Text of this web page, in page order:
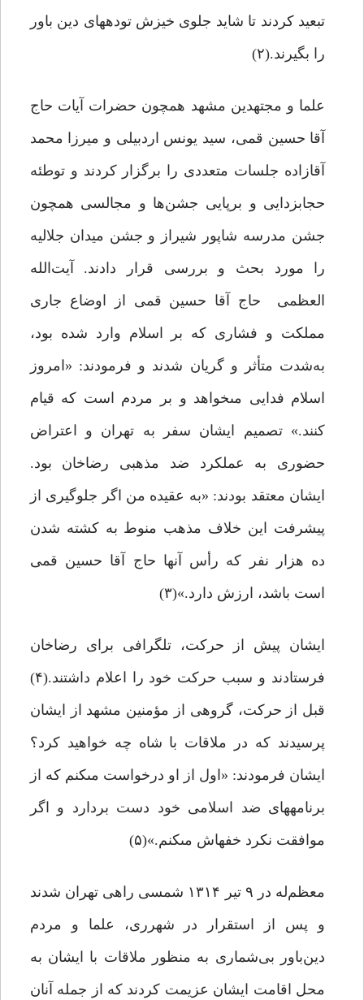
تبعید کردند تا شاید جلوى خیزش توده‏هاى دین باور
را بگیرند.(۲)
علما و مجتهدین مشهد همچون حضرات آیات حاج
آقا حسین قمى، سید یونس اردبیلى و میرزا محمد
آقازاده جلسات متعددى را برگزار ‏کردند و توطئه
حجاب‏زدایى و برپایى جشن‌ها و مجالسى همچون
جشن مدرسه شاپور شیراز و جشن میدان جلالیه
را مورد بحث و بررسى قرار ‏دادند. آیت‌الله
العظمی حاج آقا حسین قمى از اوضاع جارى
مملکت و فشارى که بر اسلام وارد شده بود،
به‌شدت متأثر و گریان ‏شدند و ‏فرمودند: «امروز
اسلام فدایى مى‏خواهد و بر مردم است که قیام
کنند.» تصمیم ایشان سفر به تهران و اعتراض
حضوری به عملکرد ضد مذهبی رضاخان بود.
ایشان معتقد بودند: «به عقیده من اگر جلوگیرى از
پیشرفت این خلاف مذهب منوط به کشته شدن
ده هزار نفر که رأس آنها حاج آقا حسین قمى
است باشد، ارزش دارد.»(۳)
ایشان پیش از حرکت، تلگرافى برای رضاخان
‏فرستادند و سبب حرکت خود را اعلام ‏داشتند.(۴)
قبل از حرکت، گروهى از مؤمنین مشهد از ایشان
‏پرسیدند که در ملاقات با شاه چه خواهید کرد؟
ایشان ‏فرمودند: «اول از او درخواست مى‏کنم که از
برنامه‏هاى ضد اسلامى خود دست بردارد و اگر
موافقت نکرد خفه‏اش مى‏کنم.»(۵)
معظم‌له در ۹ تیر ۱۳۱۴ شمسی راهی تهران شدند
و پس از استقرار در شهرری، علما و مردم
دین‌باور بی‌شمارى به منظور ملاقات با ایشان به
محل اقامت ایشان عزیمت کردند که از جمله آنان